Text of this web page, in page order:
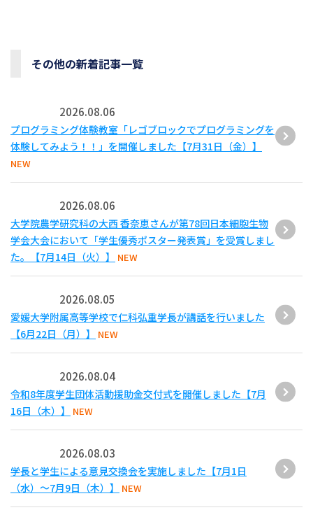
その他の新着記事一覧
2026.08.06
プログラミング体験教室「レゴブロックでプログラミングを
体験してみよう！！」を開催しました【7月31日（金）】
NEW
2026.08.06
大学院農学研究科の大西 香奈恵さんが第78回日本細胞生物
学会大会において「学生優秀ポスター発表賞」を受賞しまし
た。【7月14日（火）】
NEW
2026.08.05
愛媛大学附属高等学校で仁科弘重学長が講話を行いました
【6月22日（月）】
NEW
2026.08.04
令和8年度学生団体活動援助金交付式を開催しました【7月
16日（木）】
NEW
2026.08.03
学長と学生による意見交換会を実施しました【7月1日
（水）～7月9日（木）】
NEW